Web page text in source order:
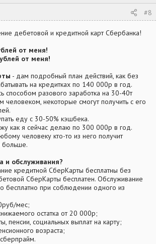
#8
дебетовой и кредитной карт Сбербанка!
от меня!
от меня!
- дам подробный план действий, как без
на кредитках по 140 000р в год.
способом разового заработка на 30-40т
некоторые смогут получить с его
еду с 30-50% кэшбека.
как я сейчас делаю по 300 000р в год.
человеку кто-то из него получит
больше.
и обслуживания?
кредитной СберКарты бесплатны без
СберКарты бесплатен. Обслуживание
бесплатно при соблюдении одного из
мес;
остатка от 20 000р;
пенсии, социальных выплат на карту;
возраста;